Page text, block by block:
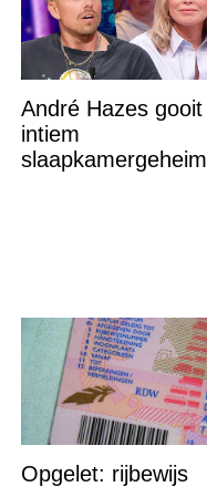
André Hazes gooit
intiem
slaapkamergeheim
Opgelet: rijbewijs